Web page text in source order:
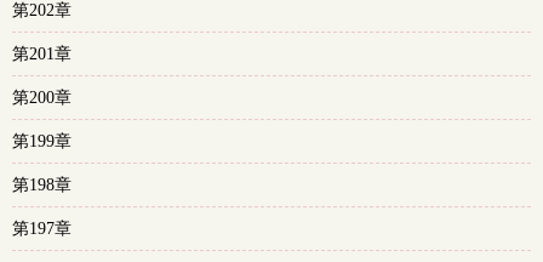
第202章
第201章
第200章
第199章
第198章
第197章